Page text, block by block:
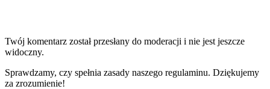
Twój komentarz został przesłany do moderacji i nie jest jeszcze
widoczny.
Sprawdzamy, czy spełnia zasady naszego regulaminu. Dziękujemy
za zrozumienie!